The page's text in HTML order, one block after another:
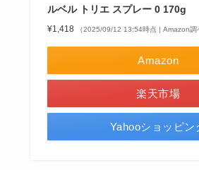
ルベル トリエ スプレー 0 170g
¥1,418 （2025/09/12 13:54時点 | Amazon調
Amazon
楽天市場
Yahooショッピン